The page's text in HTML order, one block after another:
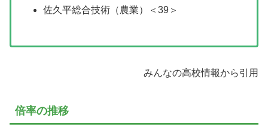
佐久平総合技術（農業）＜39＞
みんなの高校情報から引用
倍率の推移